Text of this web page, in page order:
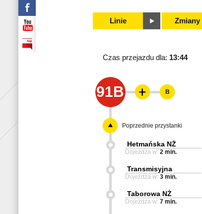
Linie Zmiany
Czas przejazdu dla: 13:44
91B B
Poprzednie przystanki
Hetmańska NŻ
Dojeżdża w: 2 min.
Transmisyjna
Dojeżdża w: 3 min.
Taborowa NŻ
Dojeżdża w: 7 min.